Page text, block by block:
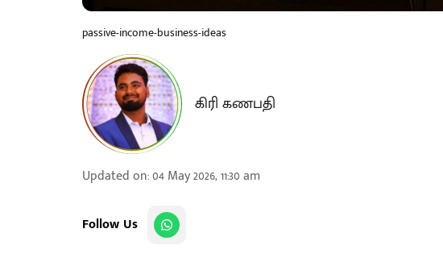
passive-income-business-ideas
கிரி கணபதி
Updated on:04 May 2026, 11:30 am
Follow Us